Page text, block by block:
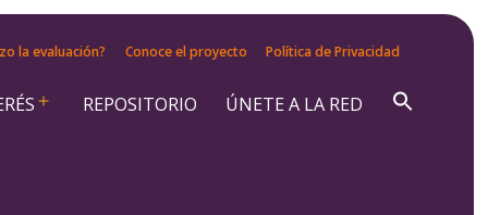
la evaluación? Conoce el proyecto Política de Privacidad
Abrir
REPOSITORIO ÚNETE A LA RED